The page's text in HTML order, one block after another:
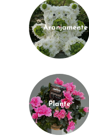
Aranjamente
Plante